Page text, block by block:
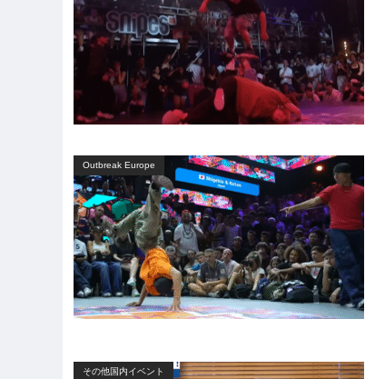
Outbreak Europe
その他国内イベント